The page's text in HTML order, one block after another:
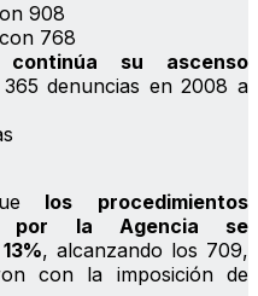
908
con 768
continúa su ascenso
denuncias en 2008 a
los procedimientos
por la Agencia se
, alcanzando los 709,
con la imposición de